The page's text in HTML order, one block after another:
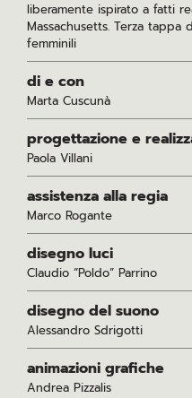
liberamente ispirato a fatti
Massachusetts. Terza
femminili
di e con
Marta Cuscunà
progettazione e
Paola Villani
assistenza alla regia
Marco Rogante
disegno luci
Claudio “Poldo” Parrino
disegno del suono
Alessandro Sdrigotti
animazioni grafiche
Andrea Pizzalis